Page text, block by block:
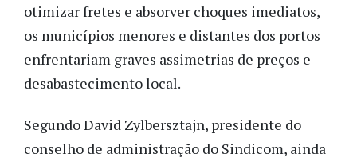
otimizar fretes e absorver choques imediatos,
os municípios menores e distantes dos portos
enfrentariam graves assimetrias de preços e
desabastecimento local.
Segundo David Zylbersztajn, presidente do
conselho de administração do Sindicom, ainda